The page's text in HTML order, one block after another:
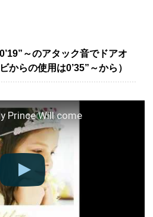
～のアタック音でドアオ
からの使用は0’35”～から）
Prince Will come